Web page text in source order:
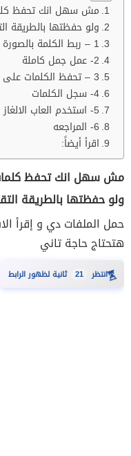
مش سهل انك تحفظ
ولو حفظتها بالطريقة
1 – ربط الكلمة بالصورة
2- عمل جمل كاملة
3 – تحفظ الكلمات على مقاطع
4- سجل الكلمات
5- استخدم العاب الالغاز
6- المراجعه
اقرأ أيضاً:
مش سهل انك تحفظ
ولو حفظتها بالطريقة
حمل الملفات دي و إقرأ
هتحتاج حاجة تاني
⏳انتظر 20 ثانية لظهور الرابط